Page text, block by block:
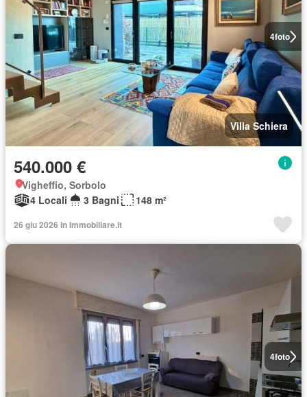
4foto
Villa Schiera
540.000 €
Vigheffio, Sorbolo
4 Locali
3 Bagni 148 m²
26 giu 2026 in Immobiliare.it
4foto